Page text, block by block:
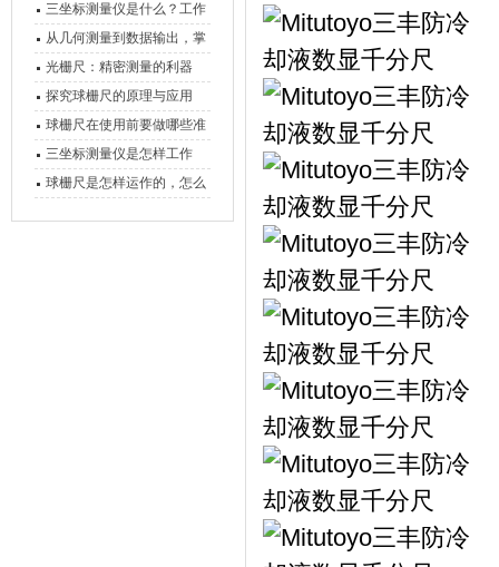
三坐标测量仪是什么？工作
原理、分类与核心功能一次
讲清
从几何测量到数据输出，掌
握万濠影像测量仪的六大核
心能力
光栅尺：精密测量的利器
探究球栅尺的原理与应用
球栅尺在使用前要做哪些准
备工作？
三坐标测量仪是怎样工作
的，功能有什么优势？
球栅尺是怎样运作的，怎么